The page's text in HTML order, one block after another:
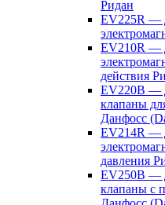
Ридан
EV225R —
EV210R —
действия
EV220B —
клапаны
Данфосс
EV214R —
давления
EV250B —
клапаны с